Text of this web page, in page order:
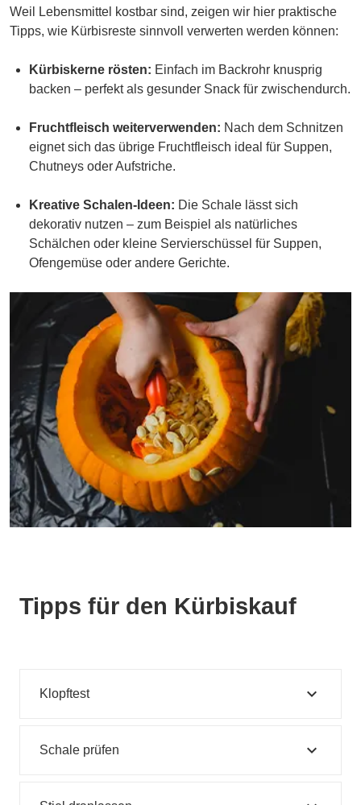
Weil Lebensmittel kostbar sind, zeigen wir hier praktische
Tipps, wie Kürbisreste sinnvoll verwerten werden können:
Kürbiskerne rösten: Einfach im Backrohr knusprig
backen – perfekt als gesunder Snack für zwischendurch.
Fruchtfleisch weiterverwenden: Nach dem Schnitzen
eignet sich das übrige Fruchtfleisch ideal für Suppen,
Chutneys oder Aufstriche.
Kreative Schalen-Ideen: Die Schale lässt sich
dekorativ nutzen – zum Beispiel als natürliches
Schälchen oder kleine Servierschüssel für Suppen,
Ofengemüse oder andere Gerichte.
Tipps für den Kürbiskauf
Klopftest expand_more
Schale prüfen expand_more